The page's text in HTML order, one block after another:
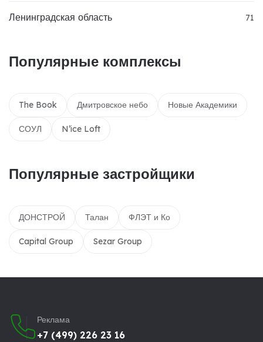
Ленинградская область 71
Популярные комплексы
The Book Дмитровское небо Новые Академики
СОУЛ N’ice Loft
Популярные застройщики
ДОНСТРОЙ Талан ФЛЭТ и Ко
Capital Group Sezar Group
Реклама
+7 (499) 226 23 16